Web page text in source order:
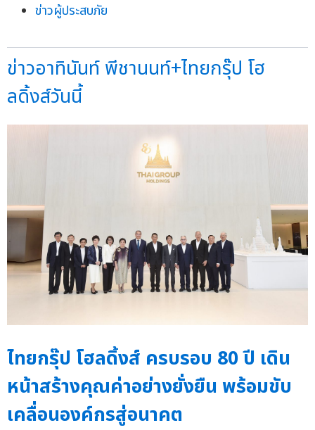
ข่าวผู้ประสบภัย
ข่าวอาทินันท์ พีชานนท์+ไทยกรุ๊ป โฮ
ลดิ้งส์วันนี้
ไทยกรุ๊ป โฮลดิ้งส์ ครบรอบ 80 ปี เดิน
หน้าสร้างคุณค่าอย่างยั่งยืน พร้อมขับ
เคลื่อนองค์กรสู่อนาคต